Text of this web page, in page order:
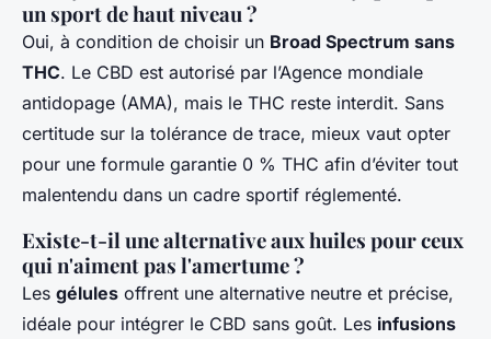
un sport de haut niveau ?
Oui, à condition de choisir un Broad Spectrum sans
THC. Le CBD est autorisé par l’Agence mondiale
antidopage (AMA), mais le THC reste interdit. Sans
certitude sur la tolérance de trace, mieux vaut opter
pour une formule garantie 0 % THC afin d’éviter tout
malentendu dans un cadre sportif réglementé.
Existe-t-il une alternative aux huiles pour ceux
qui n'aiment pas l'amertume ?
Les gélules offrent une alternative neutre et précise,
idéale pour intégrer le CBD sans goût. Les infusions